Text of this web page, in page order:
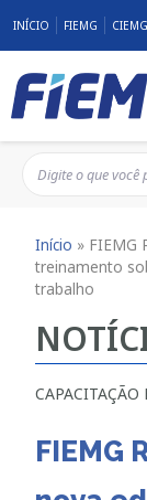
INÍCIO FIEMG CIEMG
Início » FIEMG
treinamento
trabalho
CAPACITAÇÃO
FIEMG